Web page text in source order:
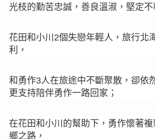
光枝的勤苦忠誠，善良溫淑，堅定
花田和小川2個失戀年輕人，旅行北
利，
和勇作3人在旅途中不斷聚散， 卻依
更支持陪伴勇作一路回家 ；
在花田和小川的幫助下，勇作懷著
鄉之路，